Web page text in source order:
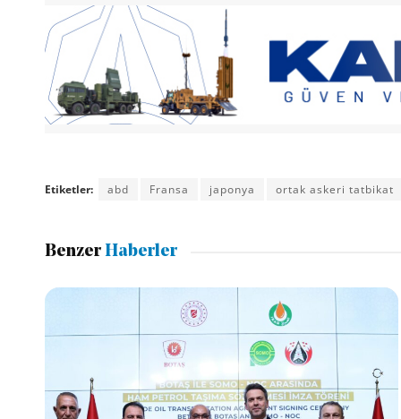
Etiketler: abd Fransa japonya ortak askeri tatbikat
BenzerHaberler